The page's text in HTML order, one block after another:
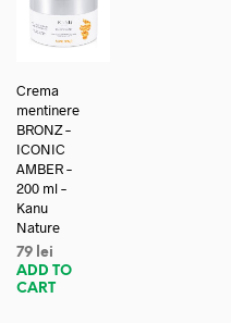
Crema
mentinere
BRONZ –
ICONIC
AMBER –
200 ml –
Kanu
Nature
79 lei
ADD TO
CART